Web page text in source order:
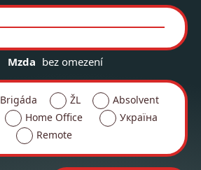
Mzda bez omezení
Brigáda ŽL
Absolvent
Home Office
Україна
Remote